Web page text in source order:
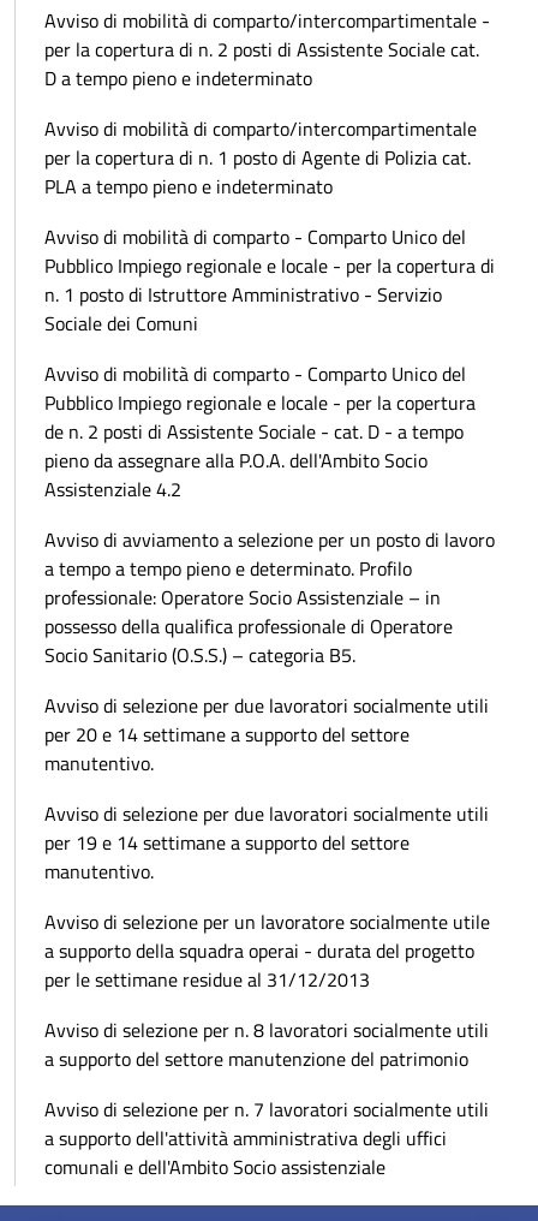
Avviso di mobilità di comparto/intercompartimentale -
per la copertura di n. 2 posti di Assistente Sociale cat.
D a tempo pieno e indeterminato
Avviso di mobilità di comparto/intercompartimentale
per la copertura di n. 1 posto di Agente di Polizia cat.
PLA a tempo pieno e indeterminato
Avviso di mobilità di comparto - Comparto Unico del
Pubblico Impiego regionale e locale - per la copertura di
n. 1 posto di Istruttore Amministrativo - Servizio
Sociale dei Comuni
Avviso di mobilità di comparto - Comparto Unico del
Pubblico Impiego regionale e locale - per la copertura
de n. 2 posti di Assistente Sociale - cat. D - a tempo
pieno da assegnare alla P.O.A. dell'Ambito Socio
Assistenziale 4.2
Avviso di avviamento a selezione per un posto di lavoro
a tempo a tempo pieno e determinato. Profilo
professionale: Operatore Socio Assistenziale – in
possesso della qualifica professionale di Operatore
Socio Sanitario (O.S.S.) – categoria B5.
Avviso di selezione per due lavoratori socialmente utili
per 20 e 14 settimane a supporto del settore
manutentivo.
Avviso di selezione per due lavoratori socialmente utili
per 19 e 14 settimane a supporto del settore
manutentivo.
Avviso di selezione per un lavoratore socialmente utile
a supporto della squadra operai - durata del progetto
per le settimane residue al 31/12/2013
Avviso di selezione per n. 8 lavoratori socialmente utili
a supporto del settore manutenzione del patrimonio
Avviso di selezione per n. 7 lavoratori socialmente utili
a supporto dell'attività amministrativa degli uffici
comunali e dell'Ambito Socio assistenziale